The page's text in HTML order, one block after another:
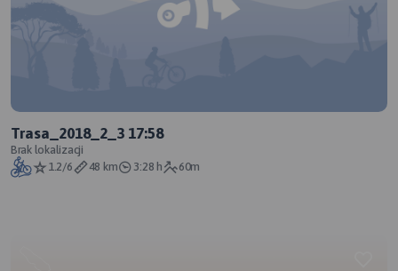
Trasa_2018_2_3 17:58
Brak lokalizacji
1.2/6
48 km 3:28 h 60m